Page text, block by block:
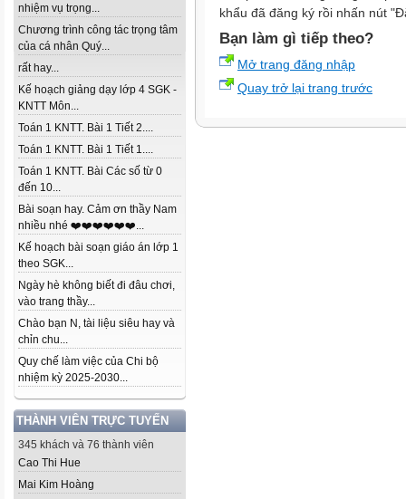
nhiệm vụ trọng...
Chương trình công tác trọng tâm
của cá nhân Quý...
rất hay...
Kế hoạch giảng dạy lớp 4 SGK -
KNTT Môn...
Toán 1 KNTT. Bài 1 Tiết 2....
Toán 1 KNTT. Bài 1 Tiết 1....
Toán 1 KNTT. Bài Các số từ 0
đến 10...
Bài soạn hay. Cảm ơn thầy Nam
nhiều nhé ❤️❤️❤️❤️❤️❤️...
Kế hoạch bài soạn giáo án lớp 1
theo SGK...
Ngày hè không biết đi đâu chơi,
vào trang thầy...
Chào bạn N, tài liệu siêu hay và
chỉn chu...
Quy chế làm việc của Chi bộ
nhiệm kỳ 2025-2030...
THÀNH VIÊN TRỰC TUYẾN
345 khách và 76 thành viên
Cao Thi Hue
Mai Kim Hoàng
khẩu đã đăng ký rồi nhấn nút
Bạn làm gì tiếp theo?
Mở trang đăng nhập
Quay trở lại trang trước